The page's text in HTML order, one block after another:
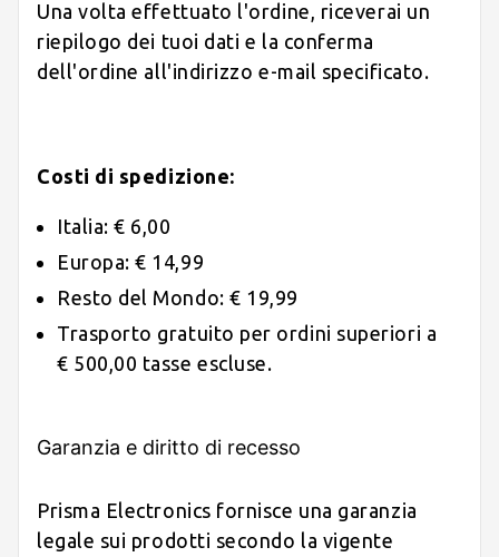
Una volta effettuato l'ordine, riceverai un
riepilogo dei tuoi dati e la conferma
dell'ordine all'indirizzo e-mail specificato.
Costi di spedizione:
Italia: € 6,00
Europa: € 14,99
Resto del Mondo: € 19,99
Trasporto gratuito per ordini superiori a
€ 500,00 tasse escluse.
Garanzia e diritto di recesso
Prisma Electronics fornisce una garanzia
legale sui prodotti secondo la vigente